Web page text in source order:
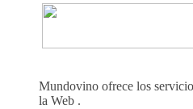
Mundovino ofrece los
la Web .